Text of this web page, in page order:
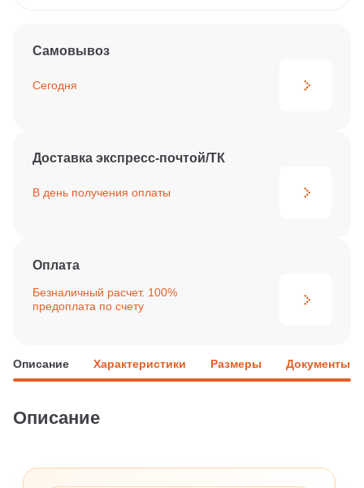
Самовывоз
Сегодня
Доставка экспресс-почтой/ТК
В день получения оплаты
Оплата
Безналичный расчет. 100%
предоплата по счету
Описание Характеристики Размеры Документы
Описание